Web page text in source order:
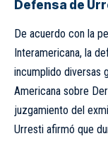
Defensa de
De acuerdo con la
Interamericana, la
incumplido diversas
Americana sobre
juzgamiento del
Urresti afirmó que